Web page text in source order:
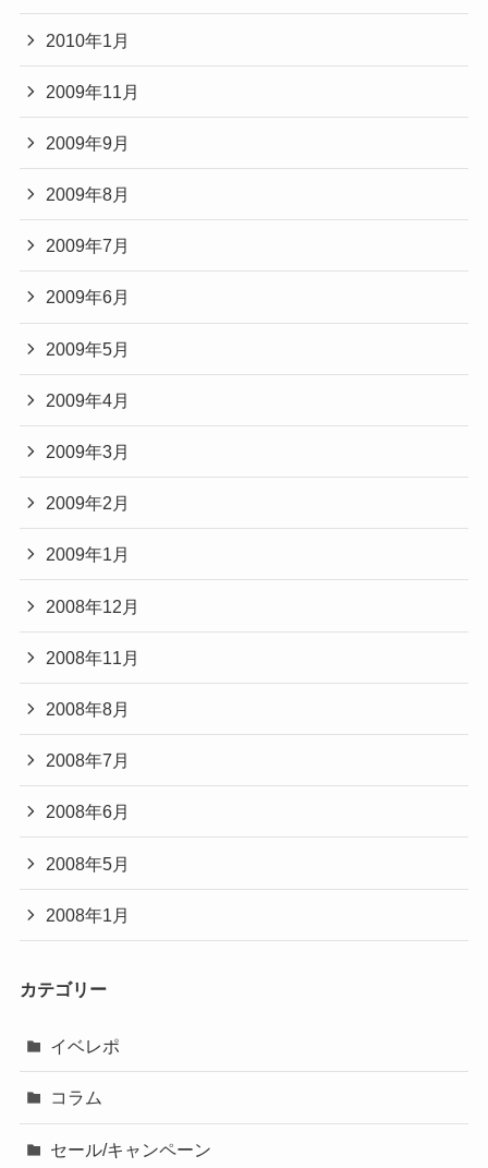
2010年1月
2009年11月
2009年9月
2009年8月
2009年7月
2009年6月
2009年5月
2009年4月
2009年3月
2009年2月
2009年1月
2008年12月
2008年11月
2008年8月
2008年7月
2008年6月
2008年5月
2008年1月
カテゴリー
イベレポ
コラム
セール/キャンペーン